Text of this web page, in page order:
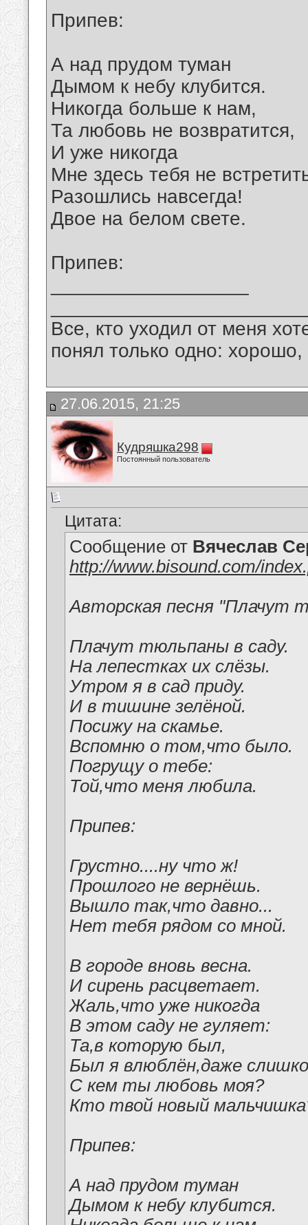
Припев:
А над прудом туман
Дымом к небу клубится.
Никогда больше к нам,
Та любовь не возвратится,
И уже никогда
Мне здесь тебя не
Разошлись навсегда!
Двое на белом свете.
Припев:
Все, кто уходил от меня
понял только одно:
27.06.2015, 21:25
Кудряшка298
Постоянный пользователь
Цитата:
Сообщение от Вячеслав
http://www.bisound.com/
Авторская песня "Плачут
Плачут тюльпаны в саду.
На лепестках их слёзы.
Утром я в сад приду.
И в тишине зелёной.
Посижу на скамье.
Вспомню о том,что было.
Погрущу о тебе:
Той,что меня любила.
Припев:
Грустно....ну что ж!
Прошлого не вернёшь.
Вышло так,что давно...
Нет тебя рядом со мной.
В городе вновь весна.
И сирень расцветает.
Жаль,что уже никогда
В этом саду не гуляет:
Та,в которую был,
Был я влюблён,даже
С кем ты любовь моя?
Кто твой новый
Припев:
А над прудом туман
Дымом к небу клубится.